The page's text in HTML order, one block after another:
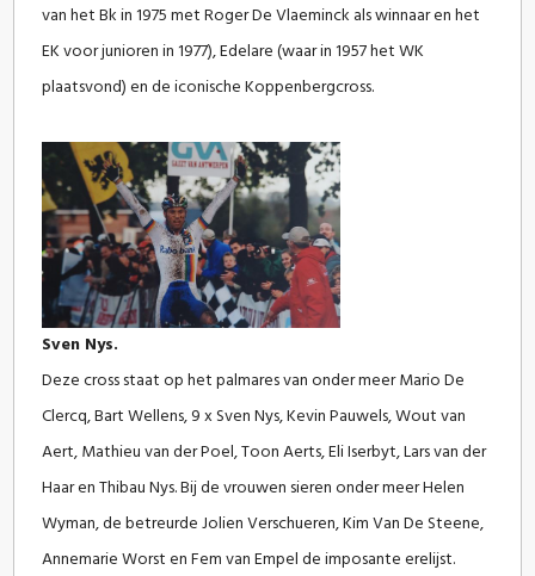
van het Bk in 1975 met Roger De Vlaeminck als winnaar en het
EK voor junioren in 1977), Edelare (waar in 1957 het WK
plaatsvond) en de iconische Koppenbergcross.
Sven Nys.
Deze cross staat op het palmares van onder meer Mario De
Clercq, Bart Wellens, 9 x Sven Nys, Kevin Pauwels, Wout van
Aert, Mathieu van der Poel, Toon Aerts, Eli Iserbyt, Lars van der
Haar en Thibau Nys. Bij de vrouwen sieren onder meer Helen
Wyman, de betreurde Jolien Verschueren, Kim Van De Steene,
Annemarie Worst en Fem van Empel de imposante erelijst.